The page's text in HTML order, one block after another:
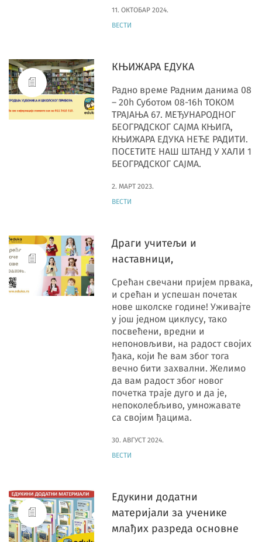
11. ОКТОБАР 2024.
ВЕСТИ
КЊИЖАРА ЕДУКА
Радно време Радним данима 08
– 20h Суботом 08-16h ТОКОМ
ТРАЈАЊА 67. МЕЂУНАРОДНОГ
БЕОГРАДСКОГ САЈМА КЊИГА,
КЊИЖАРА ЕДУКА НЕЋЕ РАДИТИ.
ПОСЕТИТЕ НАШ ШТАНД У ХАЛИ 1
БЕОГРАДСКОГ САЈМА.
2. МАРТ 2023.
ВЕСТИ
Драги учитељи и
наставници,
Срећан свечани пријем првака,
и срећан и успешан почетак
нове школске године! Уживајте
у још једном циклусу, тако
посвећени, вредни и
непоновљиви, на радост својих
ђака, који ће вам због тога
вечно бити захвални. Желимо
да вам радост због новог
почетка траје дуго и да је,
непоколебљиво, умножавате
са својим ђацима.
30. АВГУСТ 2024.
ВЕСТИ
Едукини додатни
материјали за ученике
млађих разреда основне